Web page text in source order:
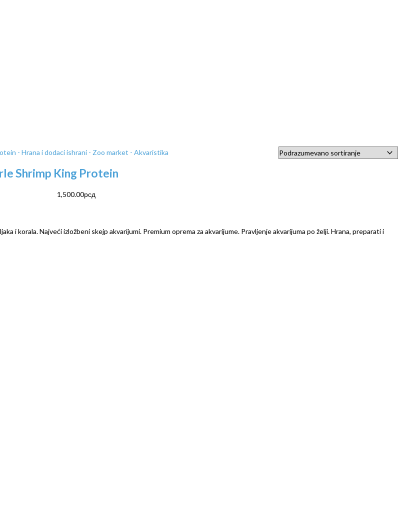
Shrimp King Protein
1,500.00рсд
i korala. Najveći izložbeni skejp akvarijumi. Premium oprema za akvarijume. Pravljenje akvarijuma po želji. Hrana, preparati i